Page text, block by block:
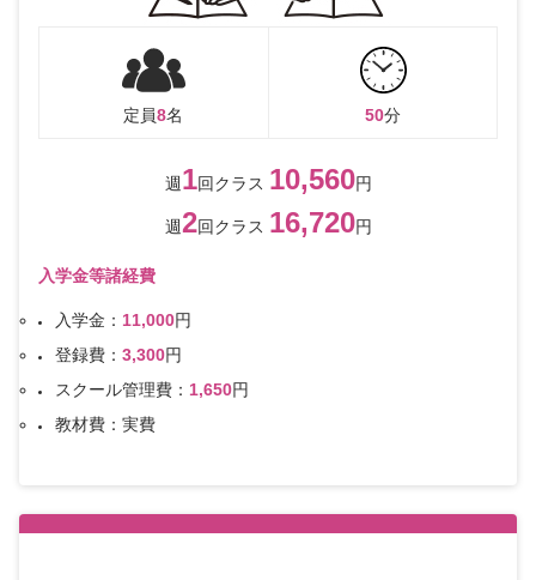
定員8名 50分
週 1回クラス 10,560円
週2回クラス 16,720円
入学金等諸経費
入学金： 11,000円
登録費： 3,300円
スクール管理費： 1,650円
教材費：実費